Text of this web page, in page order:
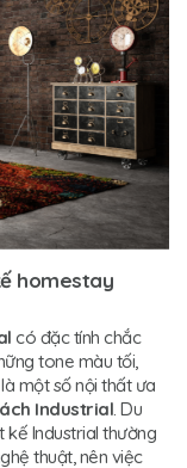
homestay
có đặc tính chắc
tone màu tối,
một số nội thất ưa
Industrial . Du
Industrial thường
thuật, nên việc